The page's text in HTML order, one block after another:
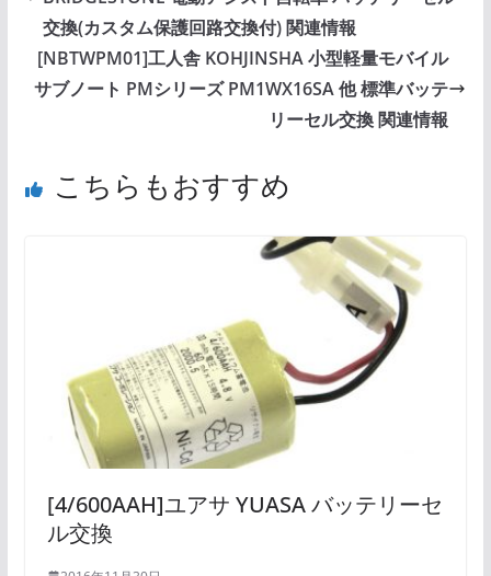
交換(カスタム保護回路交換付) 関連情報
[NBTWPM01]工人舎 KOHJINSHA 小型軽量モバイル
サブノート PMシリーズ PM1WX16SA 他 標準バッテ
リーセル交換 関連情報
こちらもおすすめ
[4/600AAH]ユアサ YUASA バッテリーセ
ル交換